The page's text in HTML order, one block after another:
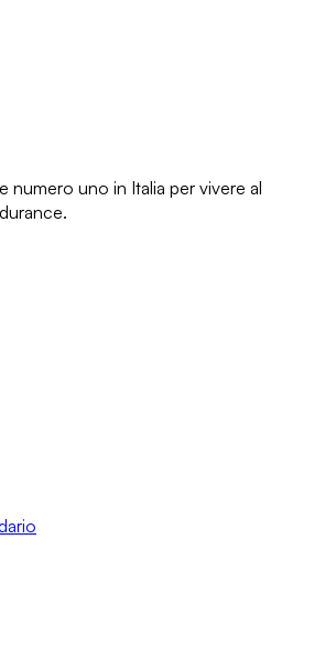
numero uno in Italia per vivere al